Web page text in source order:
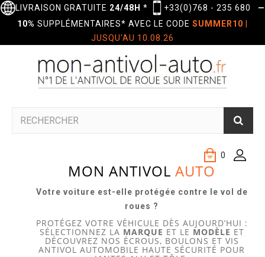
LIVRAISON GRATUITE 24/48H * +33(0)768 - 235 680
—
10% SUPPLÉMENTAIRES* AVEC LE CODE SUMMER10
JUSQU'AU 10.08.26
0
MON ANTIVOL AUTO
Votre voiture est-elle protégée contre le vol de
roues ?
PROTÉGEZ VOTRE VÉHICULE DÈS AUJOURD’HUI :
SÉLECTIONNEZ LA MARQUE ET LE MODÈLE ET
DÉCOUVREZ NOS ÉCROUS, BOULONS ET VIS
ANTIVOL AUTOMOBILE HAUTE SÉCURITÉ POUR